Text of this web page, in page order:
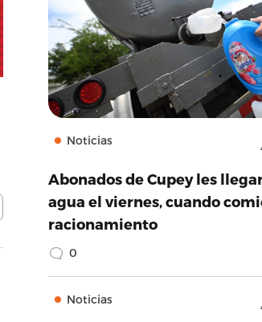
Noticias
Abonados de Cupey les
agua el viernes, cuando
racionamiento
0
Noticias